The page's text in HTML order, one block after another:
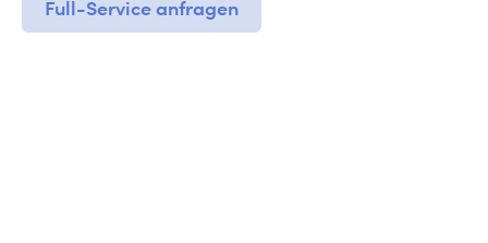
Full-Service anfragen